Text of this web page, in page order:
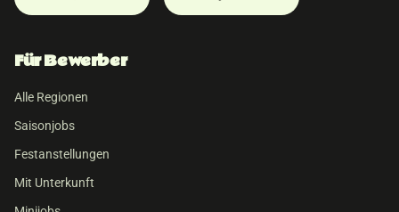
Für Bewerber
Alle Regionen
Saisonjobs
Festanstellungen
Mit Unterkunft